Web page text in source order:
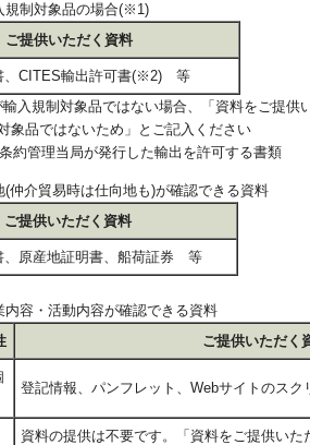
規制対象品の場合(※1)
ご提供いただく資料
書、CITES輸出許可書(※2) 等
入規制対象品ではない場合、「資料をご提供
象品ではないため」とご記入ください
約管理当局が発行した輸出を許可する書類
仲介貿易時は仕向地も)が確認できる資料
ご提供いただく資料
、原産地証明書、船荷証券 等
内容・活動内容が確認できる資料
ご提供いただく
登記情報、パンフレット、Webサイトのス
資料の提供は不要です。「資料をご提供い